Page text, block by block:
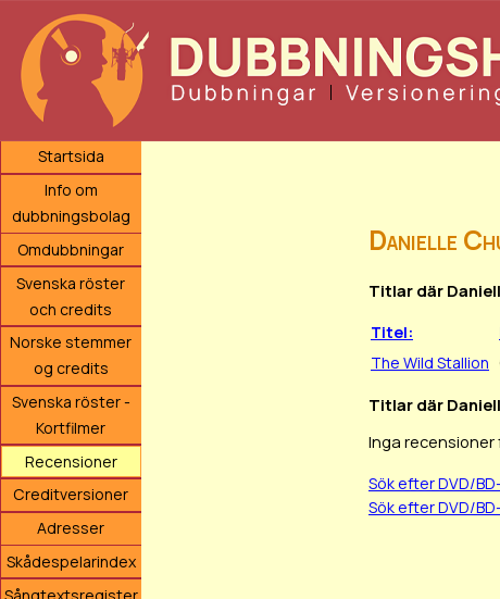
Startsida
Info om
dubbningsbolag
Omdubbningar
Svenska röster
och credits
Norske stemmer
og credits
Svenska röster -
Kortfilmer
Recensioner
Creditversioner
Adresser
Skådespelarindex
Sångtextsregister
Danielle
Titlar där
Titel:
The Wild Stallion
Titlar där
Inga recensioner
Sök efter DVD/
Sök efter DVD/